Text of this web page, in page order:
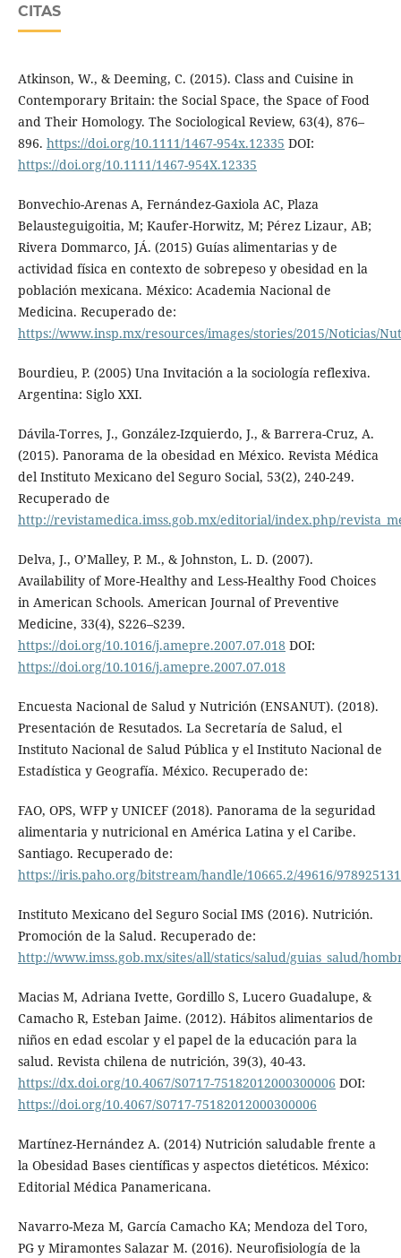
CITAS
Atkinson, W., & Deeming, C. (2015). Class and Cuisine in
Contemporary Britain: the Social Space, the Space of Food
and Their Homology. The Sociological Review, 63(4), 876–
896. https://doi.org/10.1111/1467-954x.12335 DOI:
https://doi.org/10.1111/1467-954X.12335
Bonvechio-Arenas A, Fernández-Gaxiola AC, Plaza
Belausteguigoitia, M; Kaufer-Horwitz, M; Pérez Lizaur, AB;
Rivera Dommarco, JÁ. (2015) Guías alimentarias y de
actividad física en contexto de sobrepeso y obesidad en la
población mexicana. México: Academia Nacional de
Medicina. Recuperado de:
https://www.insp.mx/resources/images/stories/2015/Noticias/
Bourdieu, P. (2005) Una Invitación a la sociología reflexiva.
Argentina: Siglo XXI.
Dávila-Torres, J., González-Izquierdo, J., & Barrera-Cruz, A.
(2015). Panorama de la obesidad en México. Revista Médica
del Instituto Mexicano del Seguro Social, 53(2), 240-249.
Recuperado de
http://revistamedica.imss.gob.mx/editorial/index.php/
Delva, J., O’Malley, P. M., & Johnston, L. D. (2007).
Availability of More-Healthy and Less-Healthy Food Choices
in American Schools. American Journal of Preventive
Medicine, 33(4), S226–S239.
https://doi.org/10.1016/j.amepre.2007.07.018 DOI:
https://doi.org/10.1016/j.amepre.2007.07.018
Encuesta Nacional de Salud y Nutrición (ENSANUT). (2018).
Presentación de Resutados. La Secretaría de Salud, el
Instituto Nacional de Salud Pública y el Instituto Nacional de
Estadística y Geografía. México. Recuperado de:
FAO, OPS, WFP y UNICEF (2018). Panorama de la seguridad
alimentaria y nutricional en América Latina y el Caribe.
Santiago. Recuperado de:
https://iris.paho.org/bitstream/handle/10665.2/49616/
Instituto Mexicano del Seguro Social IMS (2016). Nutrición.
Promoción de la Salud. Recuperado de:
http://www.imss.gob.mx/sites/all/statics/salud/guias_salud/
Macias M, Adriana Ivette, Gordillo S, Lucero Guadalupe, &
Camacho R, Esteban Jaime. (2012). Hábitos alimentarios de
niños en edad escolar y el papel de la educación para la
salud. Revista chilena de nutrición, 39(3), 40-43.
https://dx.doi.org/10.4067/S0717-75182012000300006 DOI:
https://doi.org/10.4067/S0717-75182012000300006
Martínez-Hernández A. (2014) Nutrición saludable frente a
la Obesidad Bases científicas y aspectos dietéticos. México:
Editorial Médica Panamericana.
Navarro-Meza M, García Camacho KA; Mendoza del Toro,
PG y Miramontes Salazar M. (2016). Neurofisiología de la